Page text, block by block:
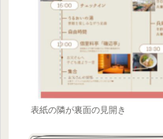
表紙の隣が裏面の見開き